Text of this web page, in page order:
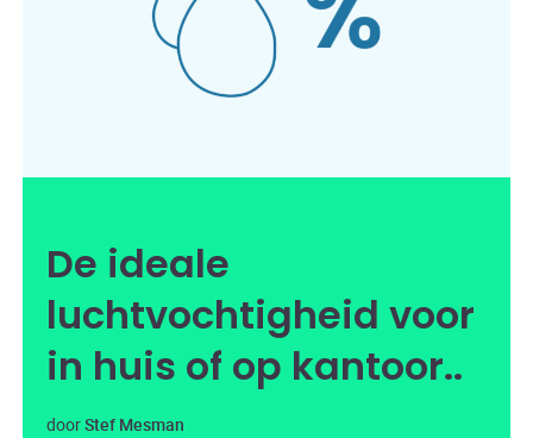
De ideale
luchtvochtigheid voor
in huis of op kantoor.
doorStef Mesman